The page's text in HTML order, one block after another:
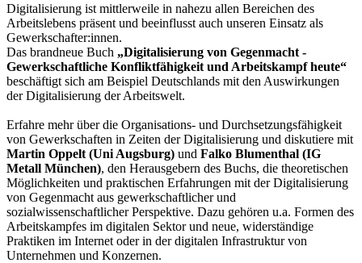
Digitalisierung ist mittlerweile in nahezu allen Bereichen des
Arbeitslebens präsent und beeinflusst auch unseren Einsatz als
Gewerkschafter:innen.
Das brandneue Buch „Digitalisierung von Gegenmacht -
Gewerkschaftliche Konfliktfähigkeit und Arbeitskampf heute“
beschäftigt sich am Beispiel Deutschlands mit den Auswirkungen
der Digitalisierung der Arbeitswelt.
Erfahre mehr über die Organisations- und Durchsetzungsfähigkeit
von Gewerkschaften in Zeiten der Digitalisierung und diskutiere mit
Martin Oppelt (Uni Augsburg) und Falko Blumenthal (IG
Metall München), den Herausgebern des Buchs, die theoretischen
Möglichkeiten und praktischen Erfahrungen mit der Digitalisierung
von Gegenmacht aus gewerkschaftlicher und
sozialwissenschaftlicher Perspektive. Dazu gehören u.a. Formen des
Arbeitskampfes im digitalen Sektor und neue, widerständige
Praktiken im Internet oder in der digitalen Infrastruktur von
Unternehmen und Konzernen.